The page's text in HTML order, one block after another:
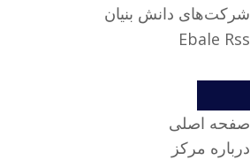
شرکت‌های دانش بنیان
Ebale Rss
صفحه اصلی
درباره مرکز